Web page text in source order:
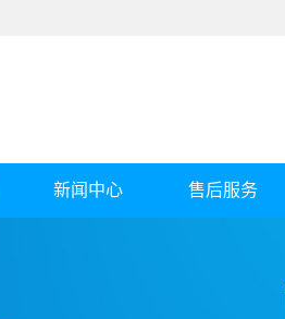
新闻中心 售后服务